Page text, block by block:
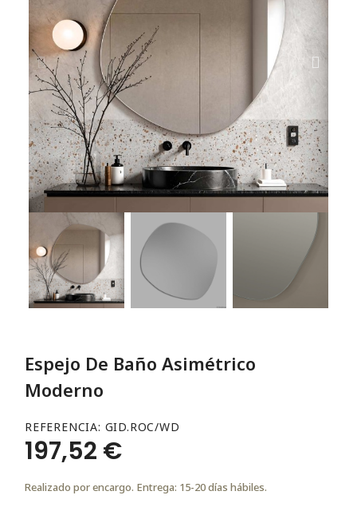
Espejo De Baño Asimétrico
Moderno
REFERENCIA GID.ROC/WD
197,52 €
Realizado por encargo. Entrega: 15-20 días hábiles.